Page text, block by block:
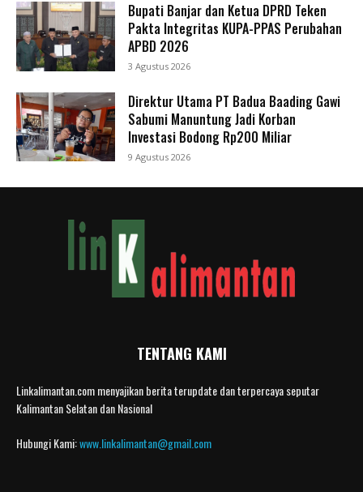
Bupati Banjar dan Ketua DPRD Teken
Pakta Integritas KUPA-PPAS Perubahan
APBD 2026
3 Agustus 2026
Direktur Utama PT Badua Baading Gawi
Sabumi Manuntung Jadi Korban
Investasi Bodong Rp200 Miliar
9 Agustus 2026
TENTANG KAMI
Linkalimantan.com menyajikan berita terupdate dan terpercaya seputar
Kalimantan Selatan dan Nasional
Hubungi Kami:www.linkalimantan@gmail.com